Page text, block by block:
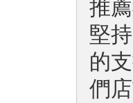
推
堅
的
們